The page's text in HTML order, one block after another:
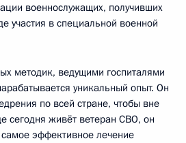
военнослужащих, получивших
участия в специальной военной
методик, ведущими госпиталями
уникальный опыт. Он
по всей стране, чтобы вне
сегодня живёт ветеран СВО, он
эффективное лечение